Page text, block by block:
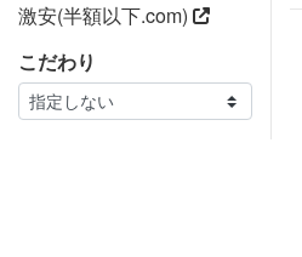
激安(半額以下.com)
こだわり